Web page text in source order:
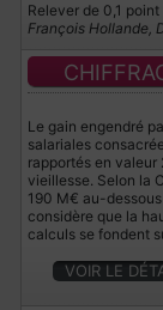
Relever de 0,1
François Hollande,
Le gain engendré
salariales
rapportés en valeur
vieillesse. Selon la
190 M€ au-
considère que la
calculs se fondent
VOIR LE